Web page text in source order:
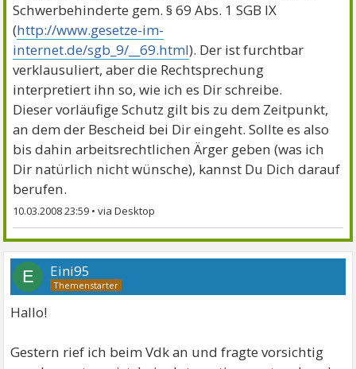
Schwerbehinderte gem. § 69 Abs. 1 SGB IX
(http://www.gesetze-im-
internet.de/sgb_9/__69.html). Der ist furchtbar
verklausuliert, aber die Rechtsprechung
interpretiert ihn so, wie ich es Dir schreibe.
Dieser vorläufige Schutz gilt bis zu dem Zeitpunkt,
an dem der Bescheid bei Dir eingeht. Sollte es also
bis dahin arbeitsrechtlichen Ärger geben (was ich
Dir natürlich nicht wünsche), kannst Du Dich darauf
berufen.
10.03.2008 23:59 •
E Eini95
Hallo!
Gestern rief ich beim Vdk an und fragte vorsichtig